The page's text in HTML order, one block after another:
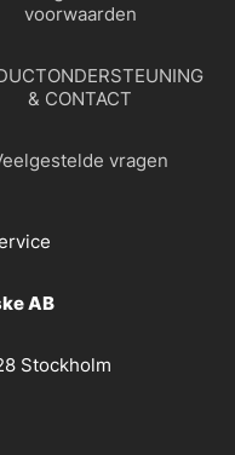
voorwaarden
& CONTACT
vragen
AB
Stockholm